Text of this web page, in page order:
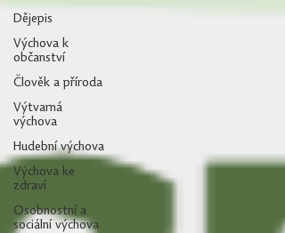
Dějepis
Výchova k
občanství
Člověk a příroda
Výtvarná
výchova
Hudební výchova
Výchova ke
zdraví
Osobnostní a
sociální výchova